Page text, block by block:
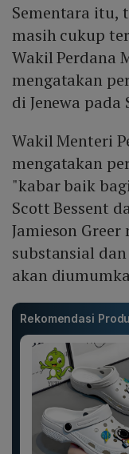
Sementara itu,
masih cukup
Wakil Perdana
mengatakan
di Jenewa pada
Wakil Menteri
mengatakan
"kabar baik
Scott Bessent
Jamieson
substansial
akan
Rekomendasi